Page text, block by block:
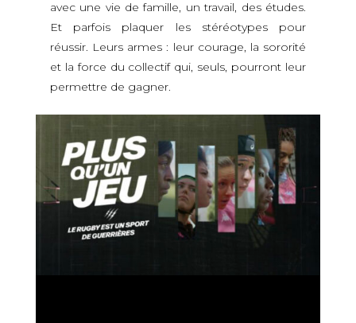
avec une vie de famille, un travail, des études.
Et parfois plaquer les stéréotypes pour
réussir. Leurs armes : leur courage, la sororité
et la force du collectif qui, seuls, pourront leur
permettre de gagner.